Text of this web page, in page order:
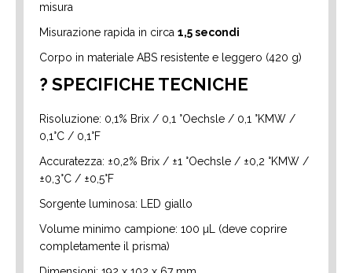
misura
Misurazione rapida in circa 1,5 secondi
Corpo in materiale ABS resistente e leggero (420 g)
? SPECIFICHE TECNICHE
Risoluzione: 0,1% Brix / 0,1 °Oechsle / 0,1 °KMW /
0,1°C / 0,1°F
Accuratezza: ±0,2% Brix / ±1 °Oechsle / ±0,2 °KMW /
±0,3°C / ±0,5°F
Sorgente luminosa: LED giallo
Volume minimo campione: 100 µL (deve coprire
completamente il prisma)